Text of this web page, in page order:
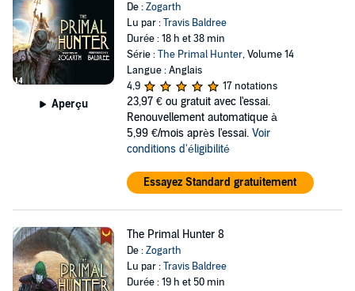
Aperçu
De :Zogarth
Lu par :Travis Baldree
Durée : 18 h et 38 min
Série :The Primal Hunter, Volume 14
Langue : Anglais
4,9
17 notations
23,97 € ou gratuit avec l'essai.
Renouvellement automatique à
5,99 €/mois après l'essai. Voir
conditions d'éligibilité
Essayez Standard gratuitement
The Primal Hunter 8
De :Zogarth
Lu par :Travis Baldree
Durée : 19 h et 50 min